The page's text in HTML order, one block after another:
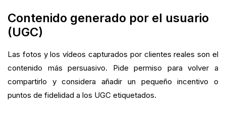
Contenido generado por el usuario
(UGC)
Las fotos y los vídeos capturados por clientes reales son el
contenido más persuasivo. Pide permiso para volver a
compartirlo y considera añadir un pequeño incentivo o
puntos de fidelidad a los UGC etiquetados.